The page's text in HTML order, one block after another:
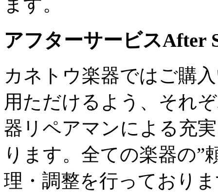
アフターサービスAfter
カネトウ楽器ではご購
用ただけるよう、それ
器リペアマンによる充
ります。全ての楽器の”
理・調整を行っており